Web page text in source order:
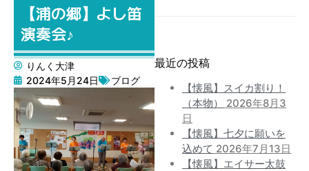
【浦の郷】よし笛
演奏会♪
りんく大津
2024年5月24日
ブログ
最近の投稿
【懐風】スイカ割り！
（本物）
2026年8月3
日
【懐風】七夕に願いを
込めて 2026年7月13日
【懐風】エイサー太鼓